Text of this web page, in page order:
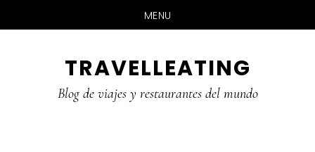
MENU
TRAVELLEATING
Blog de viajes y restaurantes del mundo